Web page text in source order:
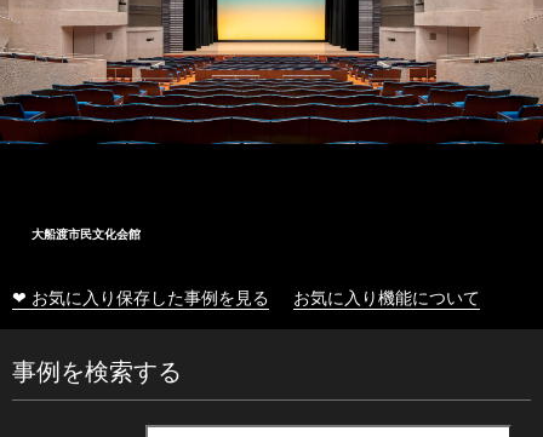
大船渡市民文化会館
❤ お気に入り保存した事例を見る お気に入り機能について
事例を検索する